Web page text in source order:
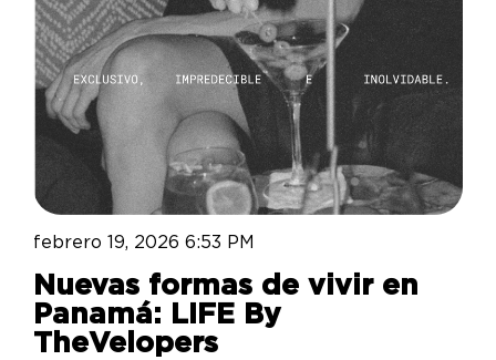
febrero 19, 2026 6:53 PM
Nuevas formas de vivir en
Panamá: LIFE By
TheVelopers